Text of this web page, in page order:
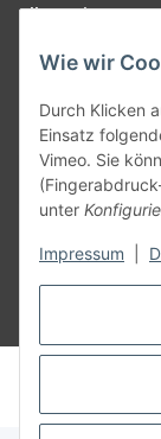
Wie wir
Durch Klicken
Einsatz
Vimeo. Sie
unter
Impressum
Allgemein
Teil unseres
SmoliTec -
* Alle Preise inkl.